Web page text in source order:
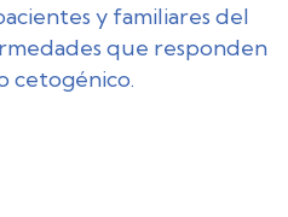
y familiares del
que responden
cetogénico.